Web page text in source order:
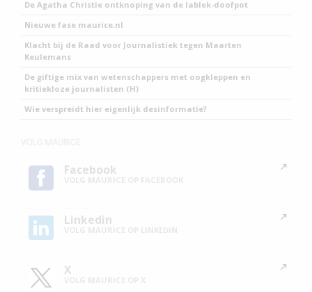
De Agatha Christie ontknoping van de lablek-doofpot
Nieuwe fase maurice.nl
Klacht bij de Raad voor Journalistiek tegen Maarten
Keulemans
De giftige mix van wetenschappers met oogkleppen en
kritiekloze journalisten (H)
Wie verspreidt hier eigenlijk desinformatie?
Facebook
Linkedin
X